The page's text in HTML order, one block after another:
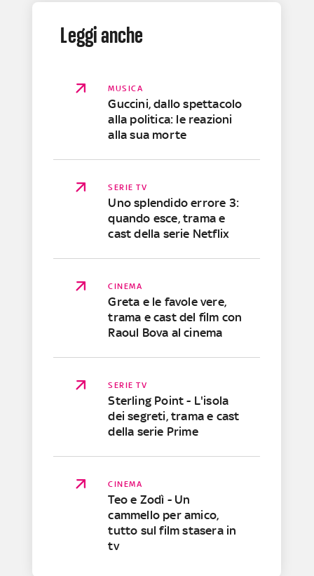
Leggi anche
MUSICA
Guccini, dallo spettacolo
alla politica: le reazioni
alla sua morte
SERIE TV
Uno splendido errore 3:
quando esce, trama e
cast della serie Netflix
CINEMA
Greta e le favole vere,
trama e cast del film con
Raoul Bova al cinema
SERIE TV
Sterling Point - L'isola
dei segreti, trama e cast
della serie Prime
CINEMA
Teo e Zodì - Un
cammello per amico,
tutto sul film stasera in
tv